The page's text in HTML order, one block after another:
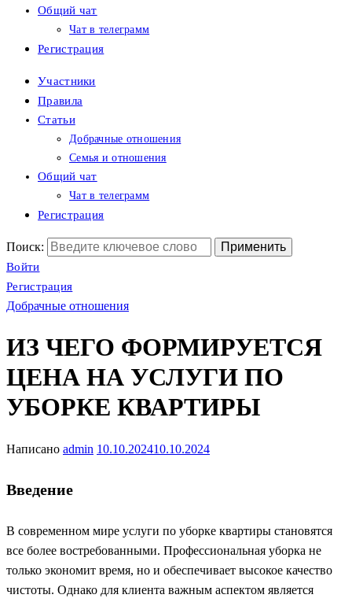
Общий чат
Чат в телеграмм
Регистрация
Участники
Правила
Статьи
Добрачные отношения
Семья и отношения
Общий чат
Чат в телеграмм
Регистрация
Поиск:
Войти
Регистрация
Добрачные отношения
ИЗ ЧЕГО ФОРМИРУЕТСЯ
ЦЕНА НА УСЛУГИ ПО
УБОРКЕ КВАРТИРЫ
Написано admin 10.10.202410.10.2024
Введение
В современном мире услуги по уборке квартиры становятся
все более востребованными. Профессиональная уборка не
только экономит время, но и обеспечивает высокое качество
чистоты. Однако для клиента важным аспектом является